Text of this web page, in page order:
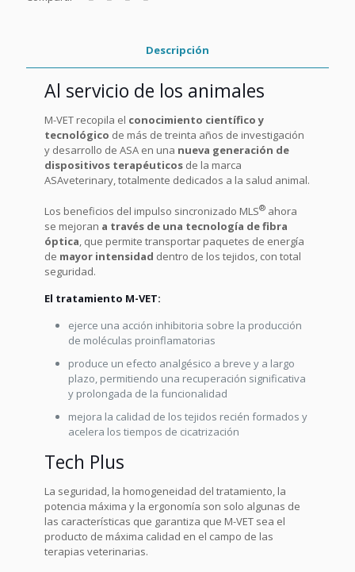
Descripción
Al servicio de los animales
M-VET recopila el conocimiento científico y
tecnológico de más de treinta años de investigación
y desarrollo de ASA en una nueva generación de
dispositivos terapéuticos de la marca
ASAveterinary, totalmente dedicados a la salud animal.
Los beneficios del impulso sincronizado MLS® ahora
se mejoran a través de una tecnología de fibra
óptica, que permite transportar paquetes de energía
de mayor intensidad dentro de los tejidos, con total
seguridad.
El tratamiento M-VET:
ejerce una acción inhibitoria sobre la producción
de moléculas proinflamatorias
produce un efecto analgésico a breve y a largo
plazo, permitiendo una recuperación significativa
y prolongada de la funcionalidad
mejora la calidad de los tejidos recién formados y
acelera los tiempos de cicatrización
Tech Plus
La seguridad, la homogeneidad del tratamiento, la
potencia máxima y la ergonomía son solo algunas de
las características que garantiza que M-VET sea el
producto de máxima calidad en el campo de las
terapias veterinarias.